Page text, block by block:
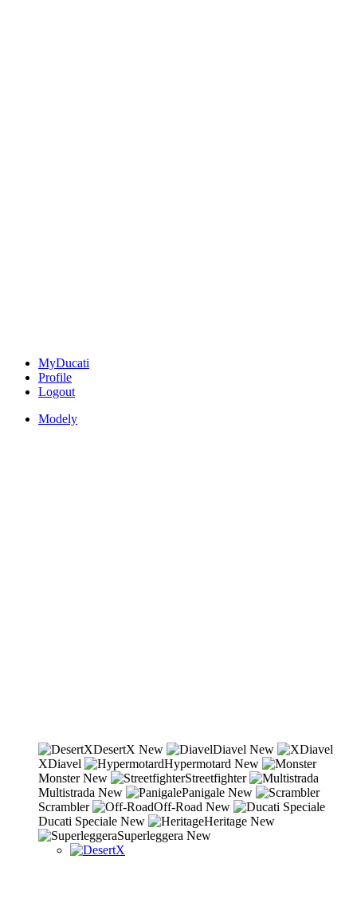
MyDucati
Profile
Logout
Modely
DesertX New Diavel New
XDiavel
Hypermotard New
MonsterNew
Streetfighter
Multistrada New Panigale New
Scrambler
Off-Road New
Ducati Speciale New Heritage New
Superleggera New